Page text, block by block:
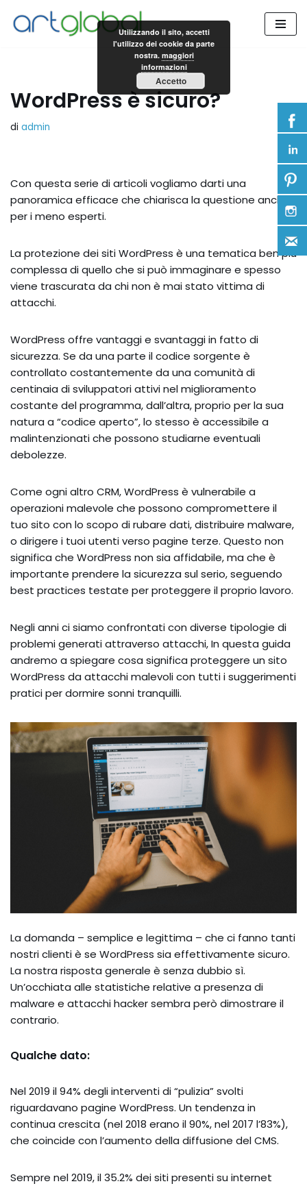
Vai
WordPress è sicuro?
di admin
Con questa serie di articoli vogliamo darti una
panoramica efficace che chiarisca la questione anche
per i meno esperti.
La protezione dei siti WordPress è una tematica ben più
complessa di quello che si può immaginare e spesso
viene trascurata da chi non è mai stato vittima di
attacchi.
WordPress offre vantaggi e svantaggi in fatto di
sicurezza. Se da una parte il codice sorgente è
controllato costantemente da una comunità di
centinaia di sviluppatori attivi nel miglioramento
costante del programma, dall’altra, proprio per la sua
natura a “codice aperto”, lo stesso è accessibile a
malintenzionati che possono studiarne eventuali
debolezze.
Come ogni altro CRM, WordPress è vulnerabile a
operazioni malevole che possono compromettere il
tuo sito con lo scopo di rubare dati, distribuire malware,
o dirigere i tuoi utenti verso pagine terze. Questo non
significa che WordPress non sia affidabile, ma che è
importante prendere la sicurezza sul serio, seguendo
best practices testate per proteggere il proprio lavoro.
Negli anni ci siamo confrontati con diverse tipologie di
problemi generati attraverso attacchi, In questa guida
andremo a spiegare cosa significa proteggere un sito
WordPress da attacchi malevoli con tutti i suggerimenti
pratici per dormire sonni tranquilli.
La domanda – semplice e legittima – che ci fanno tanti
nostri clienti è se WordPress sia effettivamente sicuro.
La nostra risposta generale è senza dubbio sì.
Un’occhiata alle statistiche relative a presenza di
malware e attacchi hacker sembra però dimostrare il
contrario.
Qualche dato:
Nel 2019 il 94% degli interventi di “pulizia” svolti
riguardavano pagine WordPress. Un tendenza in
continua crescita (nel 2018 erano il 90%, nel 2017 l’83%),
che coincide con l’aumento della diffusione del CMS.
Sempre nel 2019, il 35.2% dei siti presenti su internet
Utilizzando il sito, accetti
l'utilizzo dei cookie da parte
nostra. maggiori
informazioni
Accetto